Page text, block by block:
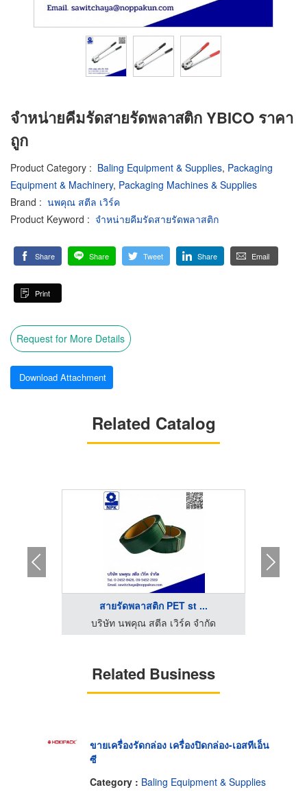
จำหน่ายคีมรัดสายรัดพลาสติก YBICO ราคา
ถูก
Product Category : Baling Equipment & Supplies, Packaging
Equipment & Machinery, Packaging Machines & Supplies
Brand : นพคุณ สตีล เวิร์ค
Product Keyword : จำหน่ายคีมรัดสายรัดพลาสติก
Share Share Tweet Share Email
Print
Request for More Details
Download Attachment
Related Catalog
สายรัดพลาสติก PET st ...
บริษัท นพคุณ สตีล เวิร์ค จำกัด
Related Business
ขายเครื่องรัดกล่อง เครื่องปิดกล่อง-เอสทีเอ็น
ซี
Category : Baling Equipment & Supplies